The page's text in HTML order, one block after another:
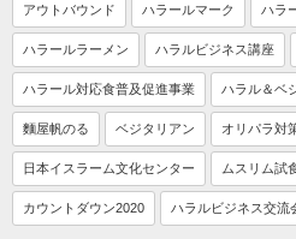
アウトバウンド ハラールマーク ハラ
ハラールラーメン ハラルビジネス講座
ハラール対応食普及促進事業 ハラル＆ベ
麵屋帆のる ベジタリアン オリパラ対
日本イスラーム文化センター ムスリム試
カウントダウン2020 ハラルビジネス交流